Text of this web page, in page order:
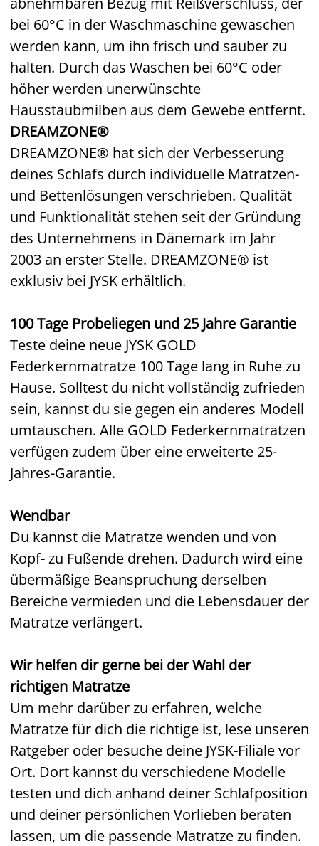
bei 60°C in der Waschmaschine gewaschen
werden kann, um ihn frisch und sauber zu
halten. Durch das Waschen bei 60°C oder
höher werden unerwünschte
Hausstaubmilben aus dem Gewebe entfernt.
DREAMZONE®
DREAMZONE® hat sich der Verbesserung
deines Schlafs durch individuelle Matratzen-
und Bettenlösungen verschrieben. Qualität
und Funktionalität stehen seit der Gründung
des Unternehmens in Dänemark im Jahr
2003 an erster Stelle. DREAMZONE® ist
exklusiv bei JYSK erhältlich.
100 Tage Probeliegen und 25 Jahre Garantie
Teste deine neue JYSK GOLD
Federkernmatratze 100 Tage lang in Ruhe zu
Hause. Solltest du nicht vollständig zufrieden
sein, kannst du sie gegen ein anderes Modell
umtauschen. Alle GOLD Federkernmatratzen
verfügen zudem über eine erweiterte 25-
Jahres-Garantie.
Wendbar
Du kannst die Matratze wenden und von
Kopf- zu Fußende drehen. Dadurch wird eine
übermäßige Beanspruchung derselben
Bereiche vermieden und die Lebensdauer der
Matratze verlängert.
Wir helfen dir gerne bei der Wahl der
richtigen Matratze
Um mehr darüber zu erfahren, welche
Matratze für dich die richtige ist, lese unseren
Ratgeber oder besuche deine JYSK-Filiale vor
Ort. Dort kannst du verschiedene Modelle
testen und dich anhand deiner Schlafposition
und deiner persönlichen Vorlieben beraten
lassen, um die passende Matratze zu finden.